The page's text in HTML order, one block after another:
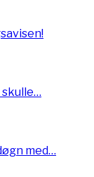
med…